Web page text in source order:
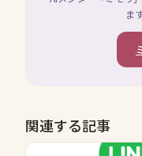
ま
関連する記事